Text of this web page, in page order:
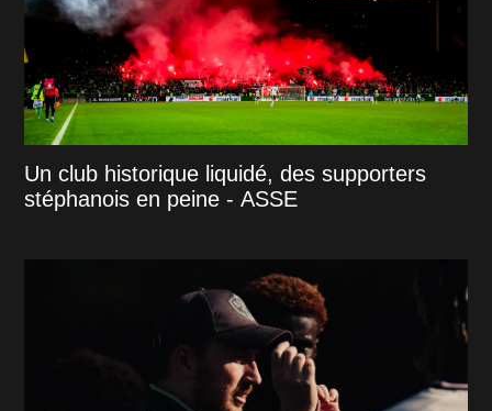
Un club historique liquidé, des supporters
stéphanois en peine - ASSE